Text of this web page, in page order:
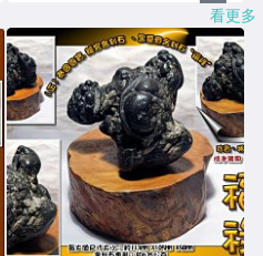
看更多